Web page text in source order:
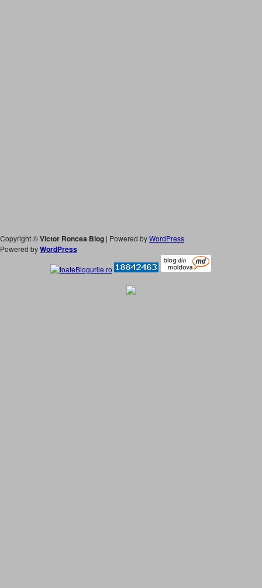
Copyright ©Victor Roncea Blog | Powered byWordPress
Powered byWordPress